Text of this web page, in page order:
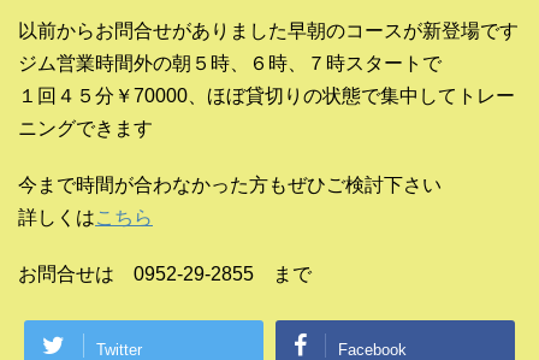
以前からお問合せがありました早朝のコースが新登場です
ジム営業時間外の朝５時、６時、７時スタートで
１回４５分￥70000、ほぼ貸切りの状態で集中してトレー
ニングできます
今まで時間が合わなかった方もぜひご検討下さい
詳しくはこちら
お問合せは 0952-29-2855 まで
Twitter Facebook